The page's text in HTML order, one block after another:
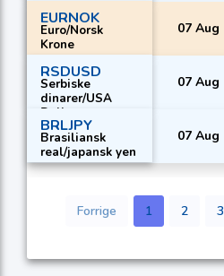
EURNOK
Euro/Norsk
Krone
07 Aug
RSDUSD
Serbiske
dinarer/USA
Dollar
07 Aug
BRLJPY
Brasiliansk
real/japansk yen
07 Aug
Forrige 1 2 3